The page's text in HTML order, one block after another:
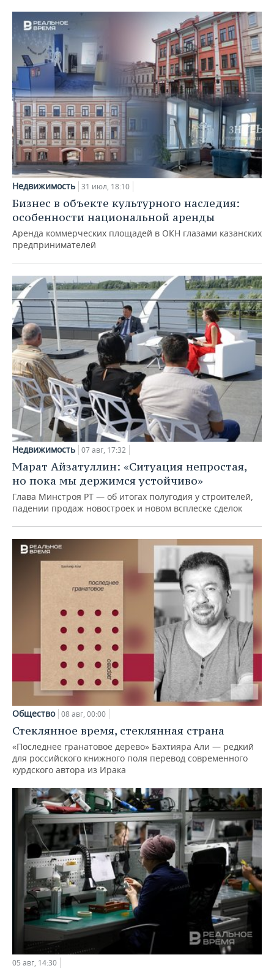
Недвижимость 31 июл, 18:10
Бизнес в объекте культурного наследия:
особенности национальной аренды
Аренда коммерческих площадей в ОКН глазами казанских
предпринимателей
Недвижимость 07 авг, 17:32
Марат Айзатуллин: «Ситуация непростая,
но пока мы держимся устойчиво»
Глава Минстроя РТ — об итогах полугодия у строителей,
падении продаж новостроек и новом всплеске сделок
Общество 08 авг, 00:00
Стеклянное время, стеклянная страна
«Последнее гранатовое дерево» Бахтияра Али — редкий
для российского книжного поля перевод современного
курдского автора из Ирака
05 авг, 14:30